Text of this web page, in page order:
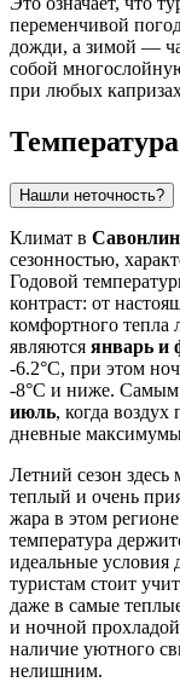
переменчивой
дожди, а зимой —
собой
при любых
Температура
Нашли неточность?
Климат в
сезонностью,
Годовой
контраст: от
комфортного
являются январь и
-6.2°C, при этом
-8°C и ниже. Самым
июль, когда воздух
дневные
Летний сезон здесь
теплый и очень
жара в этом
температура
идеальные условия
туристам стоит
даже в самые
и ночной
наличие уютного
нелишним.